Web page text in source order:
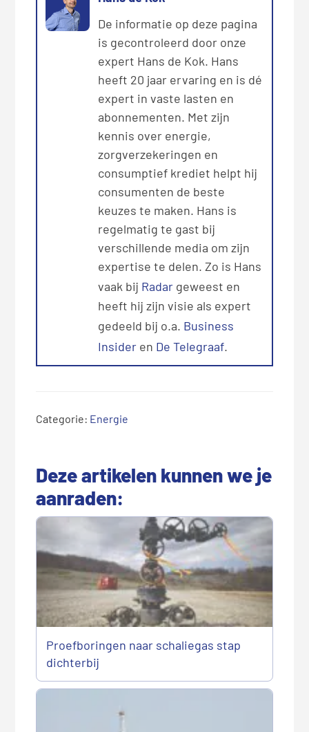
De informatie op deze pagina
is gecontroleerd door onze
expert Hans de Kok. Hans
heeft 20 jaar ervaring en is dé
expert in vaste lasten en
abonnementen. Met zijn
kennis over energie,
zorgverzekeringen en
consumptief krediet helpt hij
consumenten de beste
keuzes te maken. Hans is
regelmatig te gast bij
verschillende media om zijn
expertise te delen. Zo is Hans
vaak bij Radar geweest en
heeft hij zijn visie als expert
gedeeld bij o.a. Business
Insider en De Telegraaf.
Categorie: Energie
Deze artikelen kunnen we je
aanraden:
Proefboringen naar schaliegas stap
dichterbij